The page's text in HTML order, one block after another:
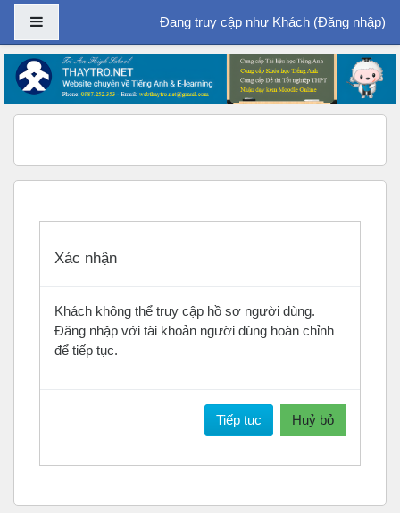
Chuyển tới nội dung chính
Bảng điều khiển cạnhĐang truy cập như Khách (Đăng nhập)
Xác nhận
Khách không thể truy cập hồ sơ người dùng.
Đăng nhập với tài khoản người dùng hoàn chỉnh
để tiếp tục.
Tiếp tục Huỷ bỏ